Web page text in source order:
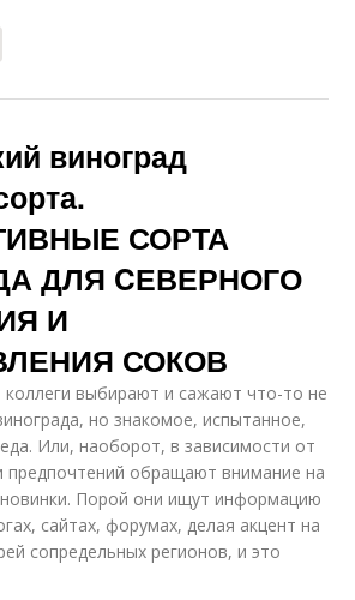
виноград
СОРТА
ДЛЯ CЕВЕРНОГО
И
СОКОВ
выбирают и сажают что-то не
но знакомое, испытанное,
Или, наоборот, в зависимости от
предпочтений обращают внимание на
Порой они ищут информацию
сайтах, форумах, делая акцент на
сопредельных регионов, и это